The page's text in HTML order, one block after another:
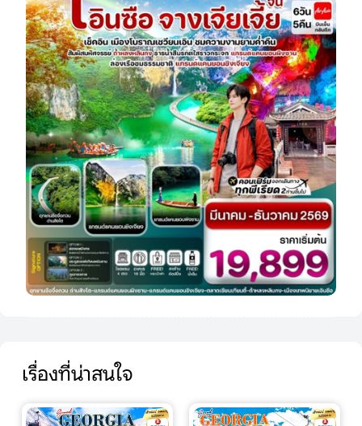
เรื่องที่น่าสนใจ